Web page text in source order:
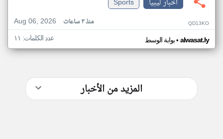
اخبار ليبيا
Sports
Aug 06, 2026
منذ ٣ ساعات QD13KO
بوابة الوسط• alwasat.ly عدد الكلمات: ١١
المزيد من الأخبار